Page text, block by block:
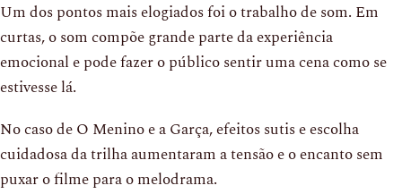
Um dos pontos mais elogiados foi o trabalho de som. Em
curtas, o som compõe grande parte da experiência
emocional e pode fazer o público sentir uma cena como se
estivesse lá.
No caso de O Menino e a Garça, efeitos sutis e escolha
cuidadosa da trilha aumentaram a tensão e o encanto sem
puxar o filme para o melodrama.